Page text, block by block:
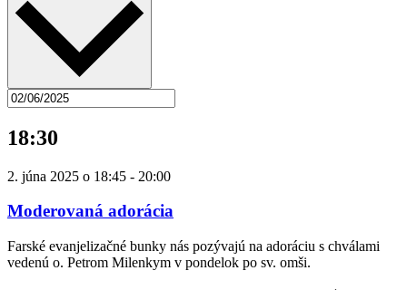
18:30
2. júna 2025 o 18:45 - 20:00
Moderovaná adorácia
Farské evanjelizačné bunky nás pozývajú na adoráciu s chválami
vedenú o. Petrom Milenkym v pondelok po sv. omši.